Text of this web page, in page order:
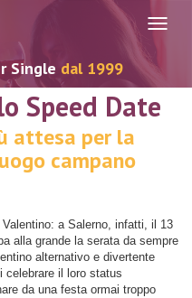
Single dal 1999
Speed Date
attesa per la
campano
a Salerno, infatti, il 13
alla grande la serata da sempre
alternativo e divertente
celebrare il loro status
da una festa ormai troppo